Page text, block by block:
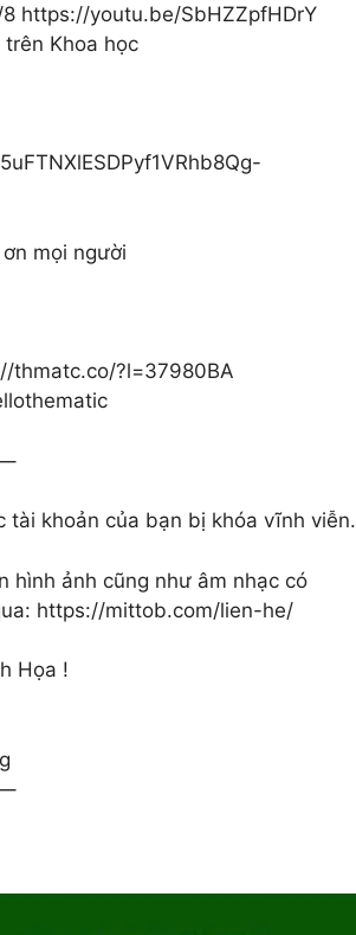
https://youtu.be/SbHZZpfHDrY
Khoa học
mọi người
thmatc.co/?l=37980BA
khoản của bạn bị khóa vĩnh viễn.
hình ảnh cũng như âm nhạc có
https://mittob.com/lien-he/
Họa !